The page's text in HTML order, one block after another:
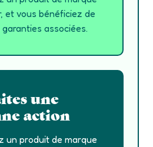
et vous bénéficiez de
associées.
une
action
un produit de marque